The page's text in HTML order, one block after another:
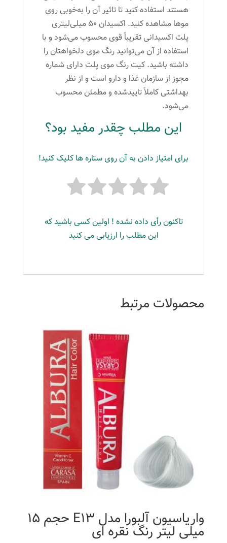
هستند استفاده کنید تا تاثیر آن را به‌خوبی روی
موها مشاهده کنید. اکسیدان 50 میلی‌لیتری
پلت اکسیدانی تقریباً قوی محسوب می‌شود و با
استفاده از آن می‌توانید رنگ موی دلخواهتان را
داشته باشید. کیت رنگ موی پلت دارای شماره
مجوز از سازمان غذا و دارو است و از نظر
بهداشتی کاملاً تاییدشده و مطمئن محسوب
می‌شود.
این مطلب چقدر مفید بود؟
برای امتیاز دادن به آن روی ستاره ها کلیک کنید!
تاکنون رأی داده نشده ! اولین کسی باشید که
این مطلب را ارزیابی می کنید
محصولات مرتبط
واریاسیون آلبورا مدل E13 حجم 15
میلی لیتر رنگ نقره ای